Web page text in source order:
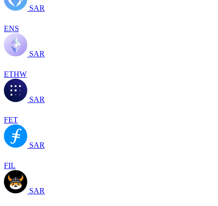
SAR
ENS
SAR
ETHW
SAR
FET
SAR
FIL
SAR